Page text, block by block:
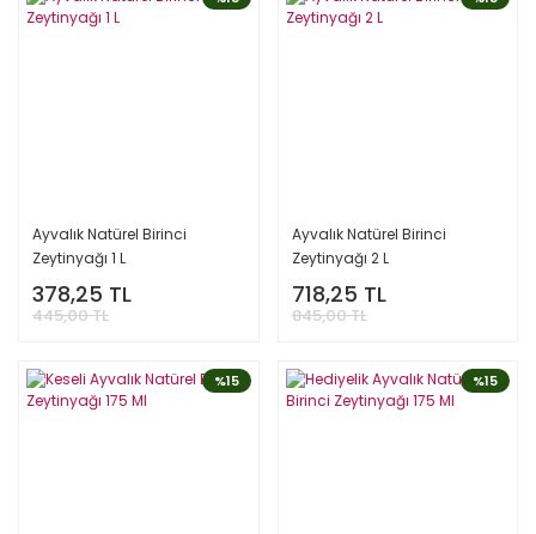
Ayvalık Natürel Birinci
Zeytinyağı 1 L
378,25 TL
445,00 TL
Ayvalık Natürel Birinci
Zeytinyağı 2 L
718,25 TL
845,00 TL
%15 %15